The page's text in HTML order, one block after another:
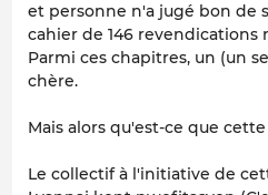
et personne n'a jugé bon de
cahier de 146 revendications
Parmi ces chapitres, un (un
chère.
Mais alors qu'est-ce que
Le collectif à l'initiative de